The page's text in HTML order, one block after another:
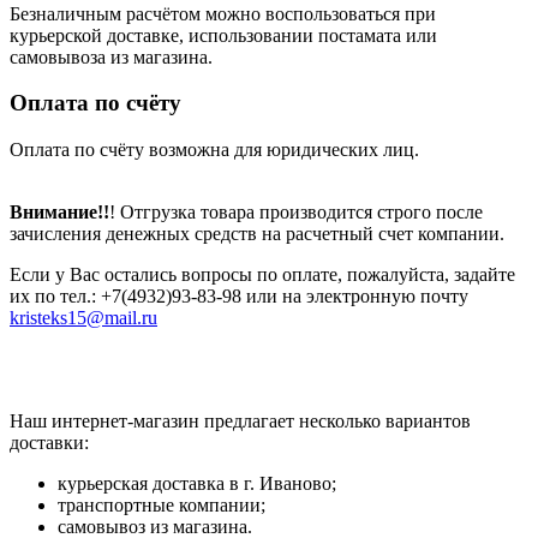
Безналичным расчётом можно воспользоваться при
курьерской доставке, использовании постамата или
самовывоза из магазина.
Оплата по счёту
Оплата по счёту возможна для юридических лиц.
Внимание!!! Отгрузка товара производится строго после
зачисления денежных средств на расчетный счет компании.
Если у Вас остались вопросы по оплате, пожалуйста, задайте
их по тел.: +7(4932)93-83-98 или на электронную почту
kristeks15@mail.ru
Наш интернет-магазин предлагает несколько вариантов
доставки:
курьерская доставка в г. Иваново;
транспортные компании;
самовывоз из магазина.